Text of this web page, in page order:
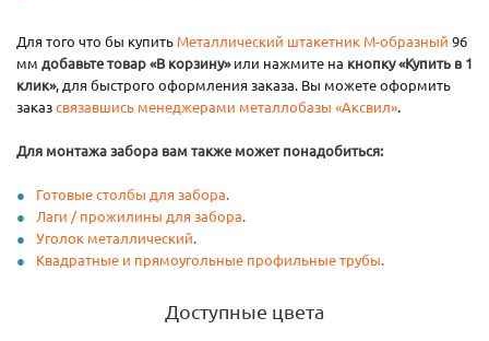
Для того что бы купить Металлический штакетник М-образный 96
мм добавьте товар «В корзину»или нажмите на кнопку «Купить в 1
клик», для быстрого оформления заказа. Вы можете оформить
заказсвязавшись менеджерами металлобазы «Аксвил».
Для монтажа забора вам также может понадобиться:
Готовые столбы для забора.
Лаги / прожилины для забора.
Уголок металлический.
Квадратные и прямоугольные профильные трубы.
Доступные цвета